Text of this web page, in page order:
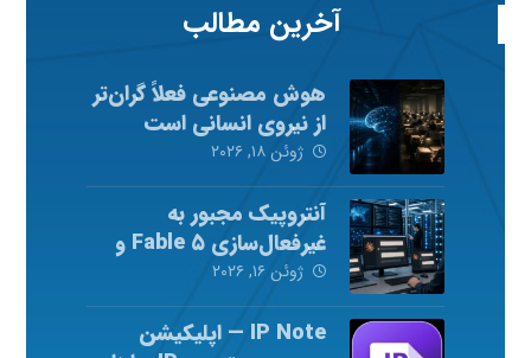
آخرین مطالب
هوش مصنوعی فعلاً گران‌تر
از نیروی انسانی است
ژوئن ۱۸, ۲۰۲۶
آنتروپیک مجبور به
غیرفعال‌سازی Fable ۵ و
Mythos ۵ شد
ژوئن ۱۶, ۲۰۲۶
IP Note — اپلیکیشن